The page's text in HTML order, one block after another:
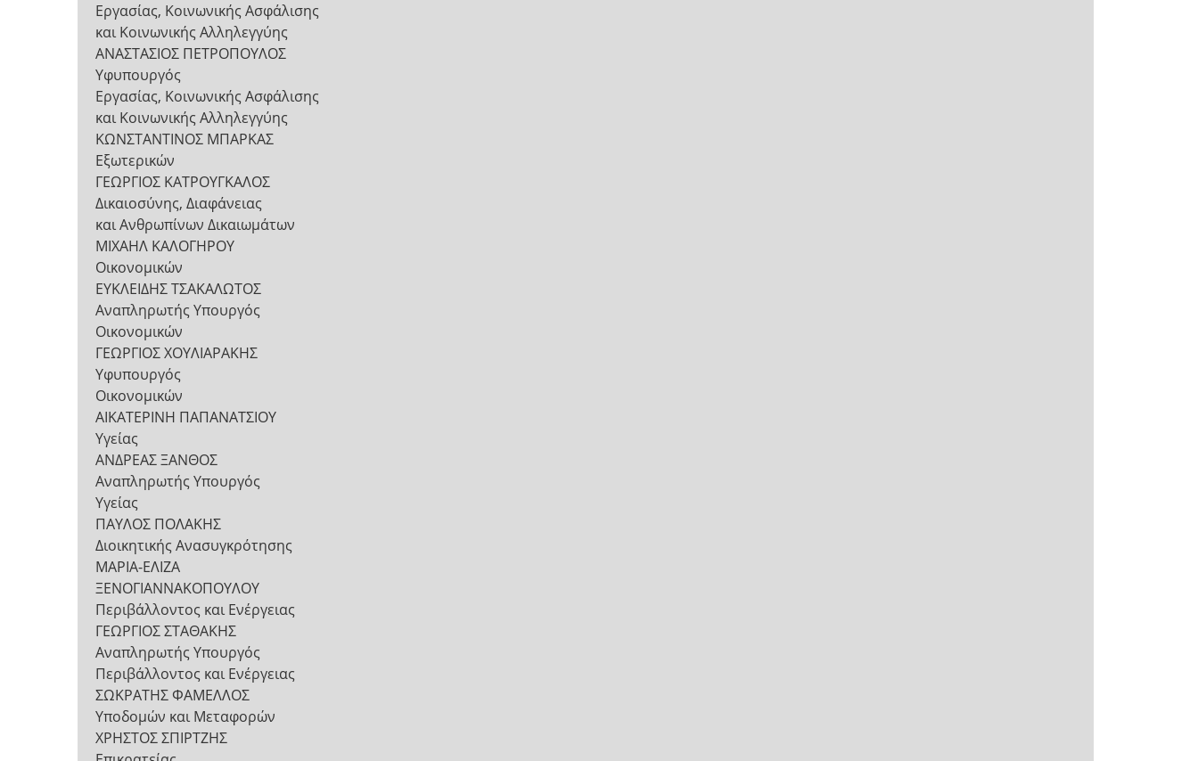
Εργασίας, Κοινωνικής Ασφάλισης
και Κοινωνικής Αλληλεγγύης
ΑΝΑΣΤΑΣΙΟΣ ΠΕΤΡΟΠΟΥΛΟΣ
Υφυπουργός
Εργασίας, Κοινωνικής Ασφάλισης
και Κοινωνικής Αλληλεγγύης
ΚΩΝΣΤΑΝΤΙΝΟΣ ΜΠΑΡΚΑΣ
Εξωτερικών
ΓΕΩΡΓΙΟΣ ΚΑΤΡΟΥΓΚΑΛΟΣ
Δικαιοσύνης, Διαφάνειας
και Ανθρωπίνων Δικαιωμάτων
ΜΙΧΑΗΛ ΚΑΛΟΓΗΡΟΥ
Οικονομικών
ΕΥΚΛΕΙΔΗΣ ΤΣΑΚΑΛΩΤΟΣ
Αναπληρωτής Υπουργός
Οικονομικών
ΓΕΩΡΓΙΟΣ ΧΟΥΛΙΑΡΑΚΗΣ
Υφυπουργός
Οικονομικών
ΑΙΚΑΤΕΡΙΝΗ ΠΑΠΑΝΑΤΣΙΟΥ
Υγείας
ΑΝΔΡΕΑΣ ΞΑΝΘΟΣ
Αναπληρωτής Υπουργός
Υγείας
ΠΑΥΛΟΣ ΠΟΛΑΚΗΣ
Διοικητικής Ανασυγκρότησης
ΜΑΡΙΑ-ΕΛΙΖΑ
ΞΕΝΟΓΙΑΝΝΑΚΟΠΟΥΛΟΥ
Περιβάλλοντος και Ενέργειας
ΓΕΩΡΓΙΟΣ ΣΤΑΘΑΚΗΣ
Αναπληρωτής Υπουργός
Περιβάλλοντος και Ενέργειας
ΣΩΚΡΑΤΗΣ ΦΑΜΕΛΛΟΣ
Υποδομών και Μεταφορών
ΧΡΗΣΤΟΣ ΣΠΙΡΤΖΗΣ